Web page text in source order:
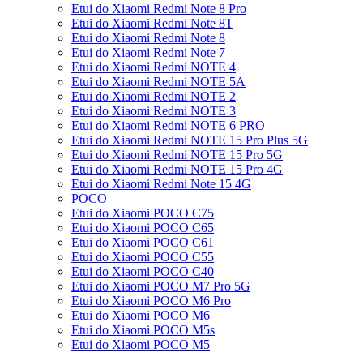
Etui do Xiaomi Redmi Note 8 Pro
Etui do Xiaomi Redmi Note 8T
Etui do Xiaomi Redmi Note 8
Etui do Xiaomi Redmi Note 7
Etui do Xiaomi Redmi NOTE 4
Etui do Xiaomi Redmi NOTE 5A
Etui do Xiaomi Redmi NOTE 2
Etui do Xiaomi Redmi NOTE 3
Etui do Xiaomi Redmi NOTE 6 PRO
Etui do Xiaomi Redmi NOTE 15 Pro Plus 5G
Etui do Xiaomi Redmi NOTE 15 Pro 5G
Etui do Xiaomi Redmi NOTE 15 Pro 4G
Etui do Xiaomi Redmi Note 15 4G
POCO
Etui do Xiaomi POCO C75
Etui do Xiaomi POCO C65
Etui do Xiaomi POCO C61
Etui do Xiaomi POCO C55
Etui do Xiaomi POCO C40
Etui do Xiaomi POCO M7 Pro 5G
Etui do Xiaomi POCO M6 Pro
Etui do Xiaomi POCO M6
Etui do Xiaomi POCO M5s
Etui do Xiaomi POCO M5